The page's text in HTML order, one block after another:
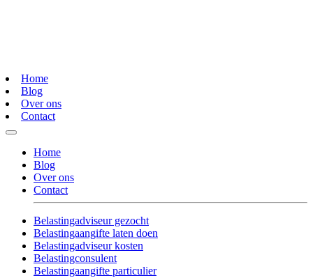
Home
Blog
Over ons
Contact
Home
Blog
Over ons
Contact
Belastingadviseur gezocht
Belastingaangifte laten doen
Belastingadviseur kosten
Belastingconsulent
Belastingaangifte particulier